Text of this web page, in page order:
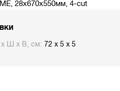
28х670х550мм, 4-cut
Ш х В, см: 72 x 5 x 5